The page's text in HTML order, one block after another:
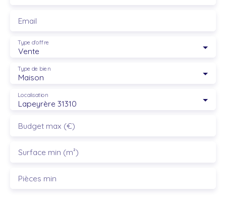
Email
Vente
Type d'offre
Maison
Type de bien
Lapeyrère 31310
Localisation
Budget max (€)
Surface min (m²)
Pièces min